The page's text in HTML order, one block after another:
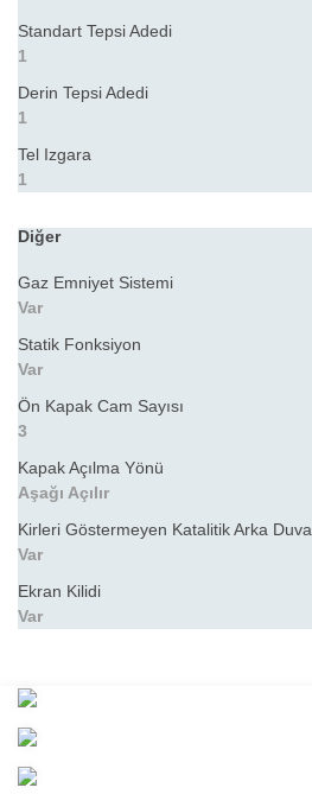
Standart Tepsi Adedi
1
Derin Tepsi Adedi
1
Tel Izgara
1
Diğer
Gaz Emniyet Sistemi
Var
Statik Fonksiyon
Var
Ön Kapak Cam Sayısı
3
Kapak Açılma Yönü
Aşağı Açılır
Kirleri Göstermeyen Katalitik Arka
Var
Ekran Kilidi
Var
konularda yetersiz gördüğünüz
Görüş ve önerileriniz için teşekkür ederiz.